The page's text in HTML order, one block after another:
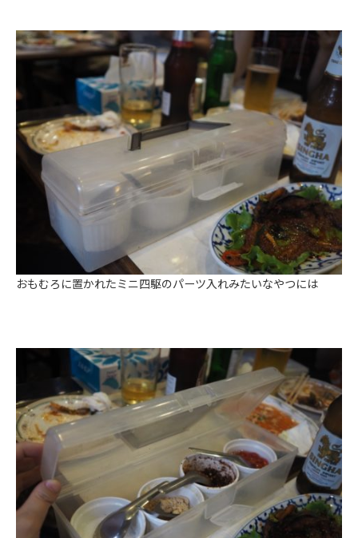
おもむろに置かれたミニ四駆のパーツ入れみたいなやつには